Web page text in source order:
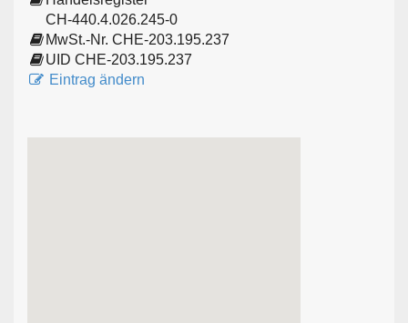
CH-440.4.026.245-0
MwSt.-Nr. CHE-203.195.237
UID CHE-203.195.237
Eintrag ändern